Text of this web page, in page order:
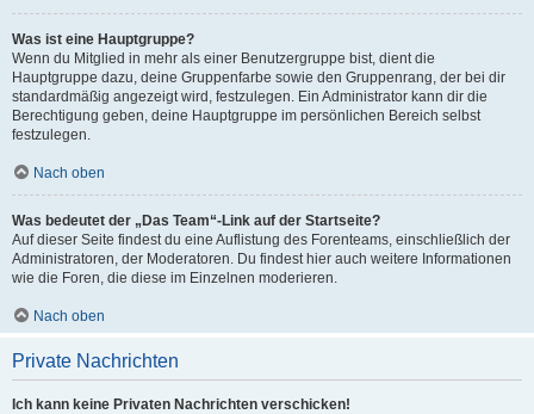
Was ist eine Hauptgruppe?
Wenn du Mitglied in mehr als einer Benutzergruppe bist, dient die
Hauptgruppe dazu, deine Gruppenfarbe sowie den Gruppenrang, der bei dir
standardmäßig angezeigt wird, festzulegen. Ein Administrator kann dir die
Berechtigung geben, deine Hauptgruppe im persönlichen Bereich selbst
festzulegen.
Nach oben
Was bedeutet der „Das Team“-Link auf der Startseite?
Auf dieser Seite findest du eine Auflistung des Forenteams, einschließlich der
Administratoren, der Moderatoren. Du findest hier auch weitere Informationen
wie die Foren, die diese im Einzelnen moderieren.
Nach oben
Private Nachrichten
Ich kann keine Privaten Nachrichten verschicken!